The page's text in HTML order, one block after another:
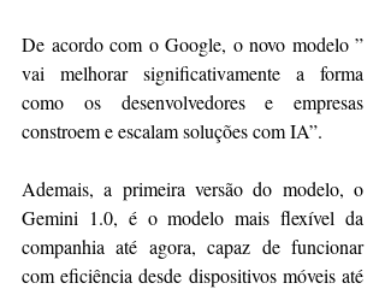
De acordo com o Google, o novo modelo ”
vai melhorar significativamente a forma
como os desenvolvedores e empresas
constroem e escalam soluções com IA”.
Ademais, a primeira versão do modelo, o
Gemini 1.0, é o modelo mais flexível da
companhia até agora, capaz de funcionar
com eficiência desde dispositivos móveis até